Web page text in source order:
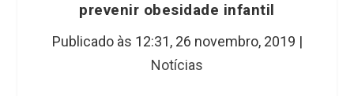
prevenir obesidade infantil
Publicado às 12:31, 26 novembro, 2019 |
Notícias